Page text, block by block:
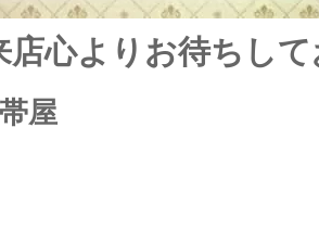
店心よりお待ちし
屋